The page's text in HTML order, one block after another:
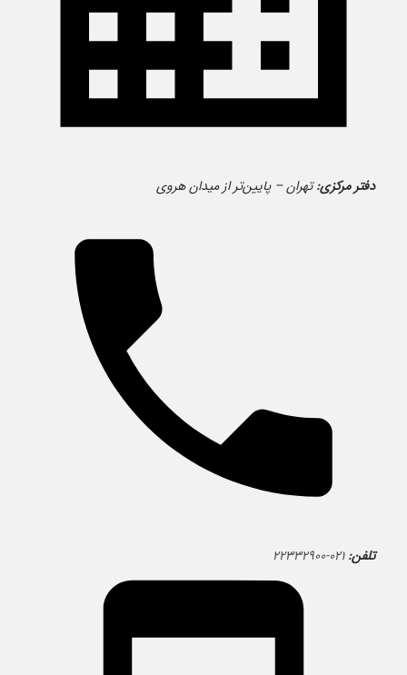
دفتر مرکزی:تهران – پایین‌تر از میدان هروی
تلفن: ۰۲۱-۲۲۳۳۲۹۰۰